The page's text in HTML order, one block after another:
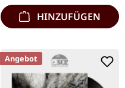
HINZUFÜGEN
Angebot